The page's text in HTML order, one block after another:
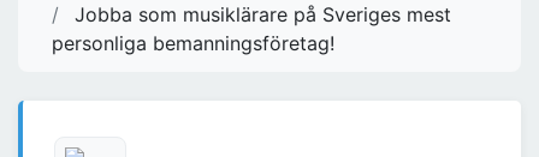
Jobba som musiklärare på Sveriges mest
personliga bemanningsföretag!